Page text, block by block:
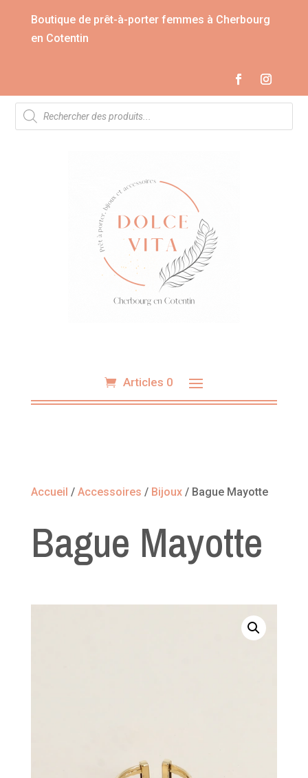
Boutique de prêt-à-porter femmes à Cherbourg
en Cotentin
Recherche
de
produits
Articles 0
Accueil / Accessoires / Bijoux/ Bague Mayotte
Bague Mayotte